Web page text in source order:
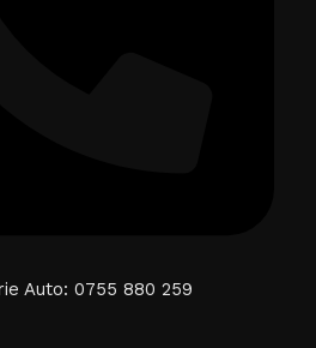
Auto: 0755 880 259